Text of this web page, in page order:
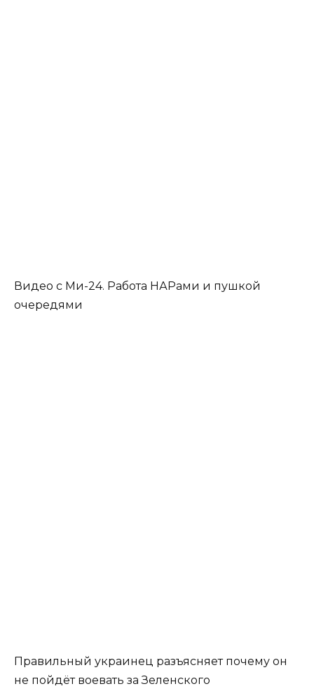
Видео с Ми-24. Работа НАРами и пушкой
очередями
Правильный украинец разъясняет почему он
не пойдёт воевать за Зеленского